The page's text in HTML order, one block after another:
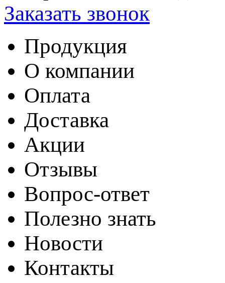
Заказать звонок
Продукция
О компании
Оплата
Доставка
Акции
Отзывы
Вопрос-ответ
Полезно знать
Новости
Контакты